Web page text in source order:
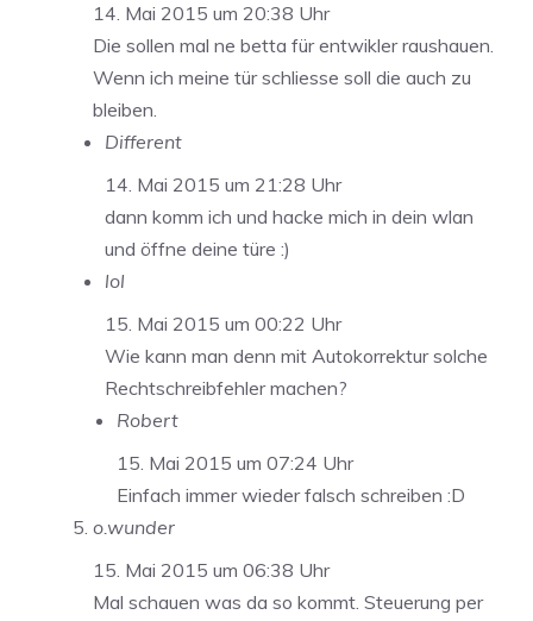
14. Mai 2015 um 20:38 Uhr
Die sollen mal ne betta für entwikler raushauen.
Wenn ich meine tür schliesse soll die auch zu
bleiben.
Different
14. Mai 2015 um 21:28 Uhr
dann komm ich und hacke mich in dein wlan
und öffne deine türe :)
lol
15. Mai 2015 um 00:22 Uhr
Wie kann man denn mit Autokorrektur solche
Rechtschreibfehler machen?
Robert
15. Mai 2015 um 07:24 Uhr
Einfach immer wieder falsch schreiben :D
o.wunder
15. Mai 2015 um 06:38 Uhr
Mal schauen was da so kommt. Steuerung per